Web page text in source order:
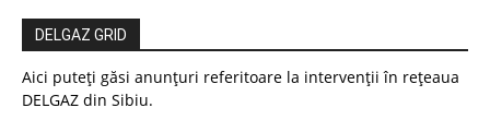
DELGAZ GRID
Aici puteți găsi anunțuri referitoare la intervenții în rețeaua
DELGAZ din Sibiu.